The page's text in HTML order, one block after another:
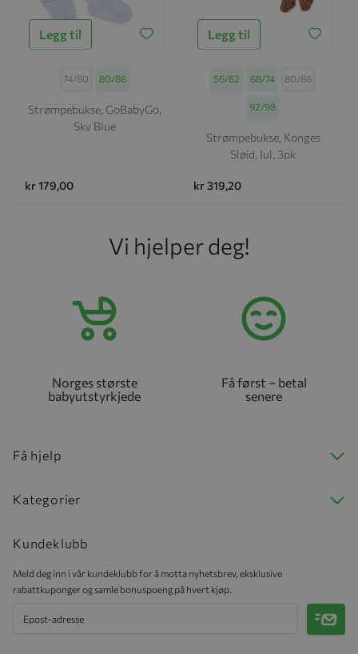
Legg til
Størrelse
74/80 80/86
Strømpebukse, GoBabyGo,
Sky Blue
kr 179,00
Legg til
Størrelse
56/62 68/74 80/86
92/98
Strømpebukse, Konges
Sløjd, Jul, 3pk
kr 319,20
Vi hjelper deg!
Norges største
babyutstyrkjede
Få først – betal
senere
Få hjelp
Kategorier
Kundeklubb
Meld deg inn i vår kundeklubb for å motta nyhetsbrev, eksklusive
rabattkuponger og samle bonuspoeng på hvert kjøp.
Meld